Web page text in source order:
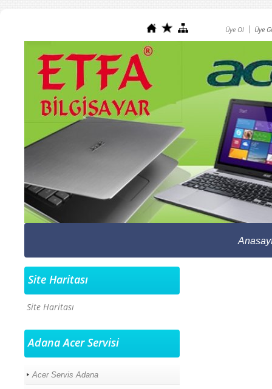
Üye Ol Üye
Site Haritası
Site Haritası
Adana Acer Servisi
Acer Servis Adana